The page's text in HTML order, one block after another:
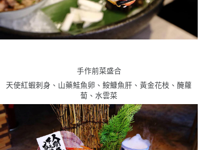
手作前菜盛合
天使紅蝦刺身、山藥鮭魚卵、鮟鱇魚肝、黃金花枝、醃蘿
蔔、水雲菜